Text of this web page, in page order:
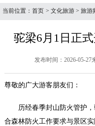
当前位置：首页 >文化旅游 >旅游
驼梁6月1日正
发布时间：2026-05-27
尊敬的广大游客朋友们：
历经春季封山防火管护
合森林防火工作要求与景区